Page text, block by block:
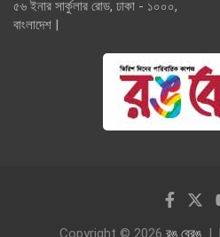
৫৬ ইনার সার্কুলার রোড, ঢাকা - ১০০০,
বাংলাদেশ |